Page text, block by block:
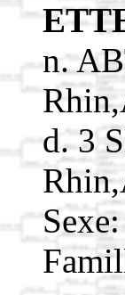
n.
d. 3